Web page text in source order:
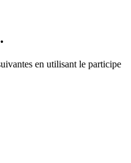
en utilisant le participe